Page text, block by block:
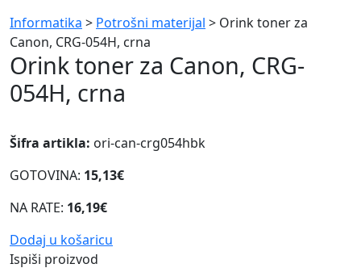
Informatika > Potrošni materijal > Orink toner za
Canon, CRG-054H, crna
Orink toner za Canon, CRG-
054H, crna
Šifra artikla: ori-can-crg054hbk
GOTOVINA: 15,13€
NA RATE: 16,19€
Dodaj u košaricu
Ispiši proizvod